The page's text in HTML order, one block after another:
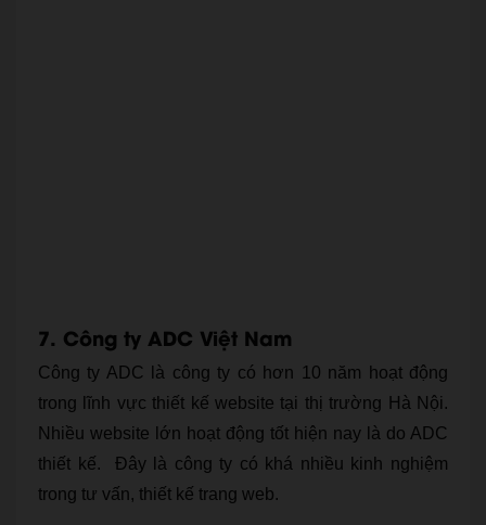
7. Công ty ADC Việt Nam
Công ty ADC là công ty có hơn 10 năm hoạt động
trong lĩnh vực thiết kế website tại thị trường Hà Nội.
Nhiều website lớn hoạt động tốt hiện nay là do ADC
thiết kế. Đây là công ty có khá nhiều kinh nghiệm
trong tư vấn, thiết kế trang web.